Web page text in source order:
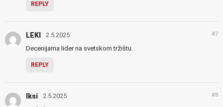
REPLY
LEKI 2.5.2025 #7
Decenijama lider na svetskom tržištu.
REPLY
Iksi 2.5.2025 #8